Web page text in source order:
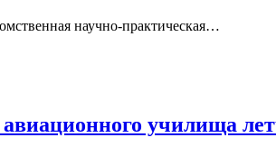
научно-практическая…
училища